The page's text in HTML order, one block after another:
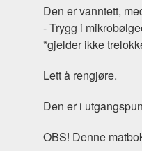
Den er vanntett,
- Trygg i
*gjelder ikke
Lett å rengjøre.
Den er i
OBS! Denne